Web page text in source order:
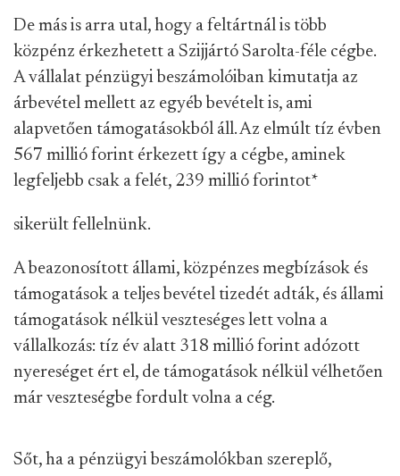
De más is arra utal, hogy a feltártnál is több
közpénz érkezhetett a Szijjártó Sarolta-féle cégbe.
A vállalat pénzügyi beszámolóiban kimutatja az
árbevétel mellett az egyéb bevételt is, ami
alapvetően támogatásokból áll. Az elmúlt tíz évben
567 millió forint érkezett így a cégbe, aminek
legfeljebb csak a felét, 239 millió forintot*
sikerült fellelnünk.
A beazonosított állami, közpénzes megbízások és
támogatások a teljes bevétel tizedét adták, és állami
támogatások nélkül veszteséges lett volna a
vállalkozás: tíz év alatt 318 millió forint adózott
nyereséget ért el, de támogatások nélkül vélhetően
már veszteségbe fordult volna a cég.
Sőt, ha a pénzügyi beszámolókban szereplő,